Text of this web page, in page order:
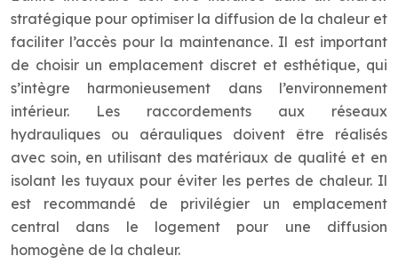
stratégique pour optimiser la diffusion de la chaleur et
faciliter l’accès pour la maintenance. Il est important
de choisir un emplacement discret et esthétique, qui
s’intègre harmonieusement dans l’environnement
intérieur. Les raccordements aux réseaux
hydrauliques ou aérauliques doivent être réalisés
avec soin, en utilisant des matériaux de qualité et en
isolant les tuyaux pour éviter les pertes de chaleur. Il
est recommandé de privilégier un emplacement
central dans le logement pour une diffusion
homogène de la chaleur.